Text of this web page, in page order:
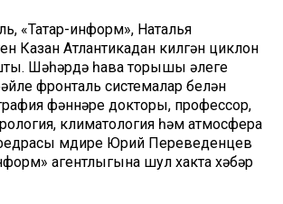
«Татар-информ», Наталья
Казан Атлантикадан килгән циклон
Шәһәрдә һава торышы әлеге
фронталь системалар белән
фәннәре докторы, профессор,
климатология һәм атмосфера
мөдире Юрий Переведенцев
агентлыгына шул хакта хәбәр